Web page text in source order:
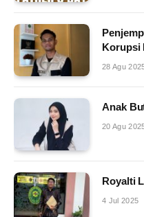
Korupsi
28 Agu
Anak
20 Agu
Royalti
4 Jul 2025